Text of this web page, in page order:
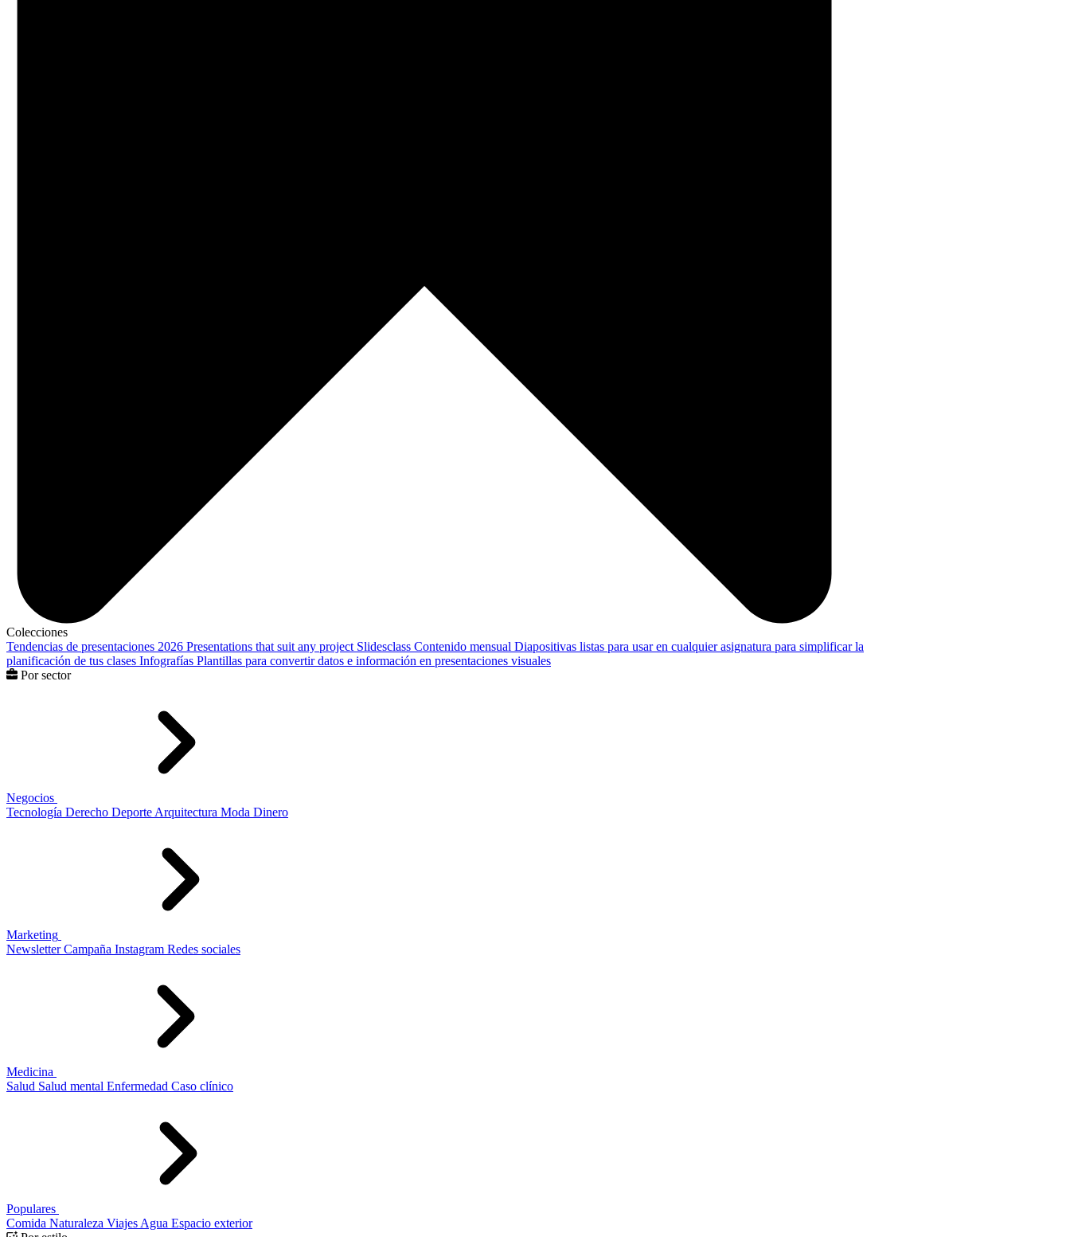
Colecciones
Tendencias de presentaciones 2026 Presentations that suit any project Slidesclass Contenido mensual Diapositivas listas para usar en cualquier asignatura para simplificar la
planificación de tus clases Infografías Plantillas para convertir datos e información en presentaciones visuales
Por sector
Negocios
Tecnología Derecho Deporte Arquitectura Moda Dinero
Marketing
Newsletter Campaña Instagram Redes sociales
Medicina
Salud Salud mental Enfermedad Caso clínico
Populares
Comida Naturaleza Viajes Agua Espacio exterior